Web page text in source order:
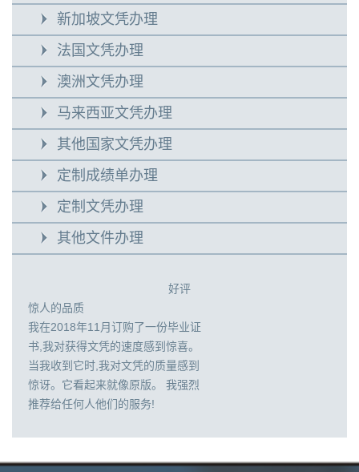
新加坡文凭办理
法国文凭办理
澳洲文凭办理
马来西亚文凭办理
其他国家文凭办理
定制成绩单办理
定制文凭办理
其他文件办理
好评
惊人的品质
我在2018年11月订购了一份毕业证
书,我对获得文凭的速度感到惊喜。
当我收到它时,我对文凭的质量感到
惊讶。它看起来就像原版。 我强烈
推荐给任何人他们的服务!